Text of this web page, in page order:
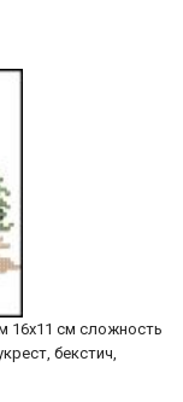
16х11 см сложность
бекстич,